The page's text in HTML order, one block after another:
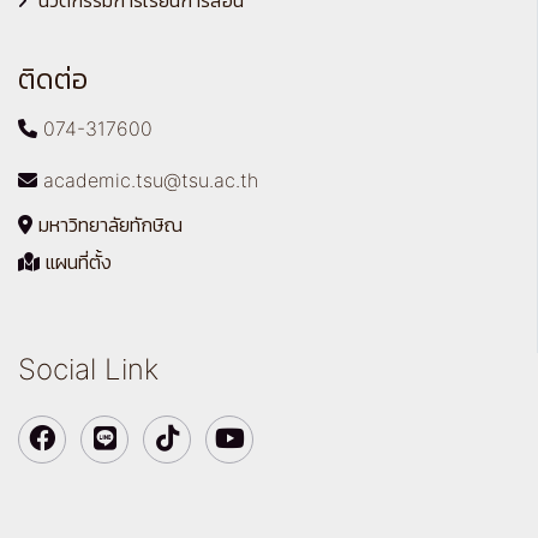
ติดต่อ
074-317600
academic.tsu@tsu.ac.th
มหาวิทยาลัยทักษิณ
แผนที่ตั้ง
Social Link